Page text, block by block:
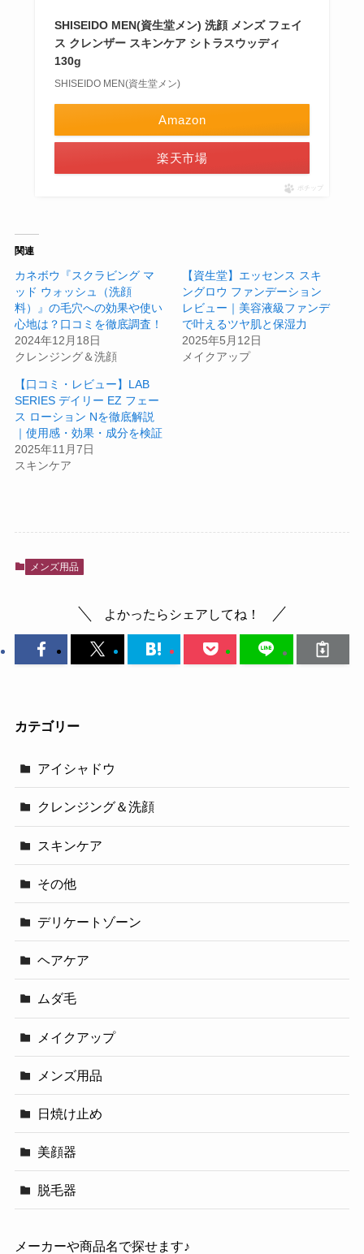
SHISEIDO MEN(資生堂メン) 洗顔 メンズ フェイ
ス クレンザー スキンケア シトラスウッディ
130g
SHISEIDO MEN(資生堂メン)
Amazon
楽天市場
ポチップ
関連
カネボウ『スクラビング マ
ッド ウォッシュ（洗顔
料）』の毛穴への効果や使い
心地は？口コミを徹底調査！
2024年12月18日
クレンジング＆洗顔
【資生堂】エッセンス スキ
ングロウ ファンデーション
レビュー｜美容液級ファンデ
で叶えるツヤ肌と保湿力
2025年5月12日
メイクアップ
【口コミ・レビュー】LAB
SERIES デイリー EZ フェー
ス ローション Nを徹底解説
｜使用感・効果・成分を検証
2025年11月7日
スキンケア
メンズ用品
よかったらシェアしてね！
カテゴリー
アイシャドウ
クレンジング＆洗顔
スキンケア
その他
デリケートゾーン
ヘアケア
ムダ毛
メイクアップ
メンズ用品
日焼け止め
美顔器
脱毛器
メーカーや商品名で探せます♪